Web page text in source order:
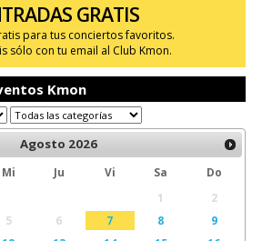
GRATIS
para tus conciertos favoritos.
sólo con tu email al Club Kmon.
Kmon
Agosto 2026
Mi Ju Vi Sa
Do
1
2
5 6 7 8
9